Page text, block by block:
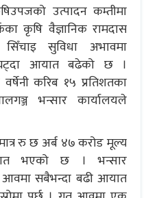
उत्पादन कम्तीमा
कृषि वैज्ञानिक रामदास
सुविधा अभावमा
आयात बढेको छ ।
करिब १५ प्रतिशतका
भन्सार कार्यालयले
रु छ अर्ब ४७ करोड मूल्य
भएको छ । भन्सार
सबैभन्दा बढी आयात